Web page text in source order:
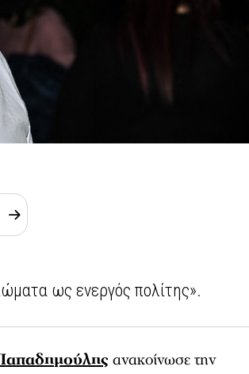
ως ενεργός πολίτης».
ανακοίνωσε την